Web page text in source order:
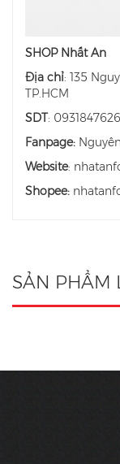
SHOP Nhất An
Địa chỉ: 135
TP.HCM
SDT:
Fanpage:
Website:
Shopee:
SẢN PHẨM